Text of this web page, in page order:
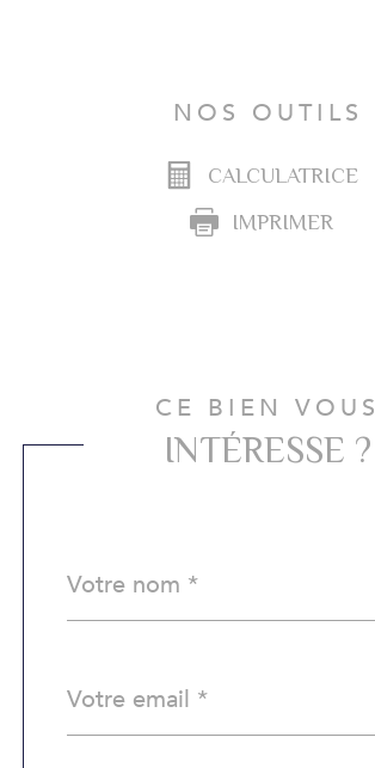
NOS OUTILS
CALCULATRICE
IMPRIMER
CE BIEN VOUS
INTÉRESSE ?
par
défaut
*
*